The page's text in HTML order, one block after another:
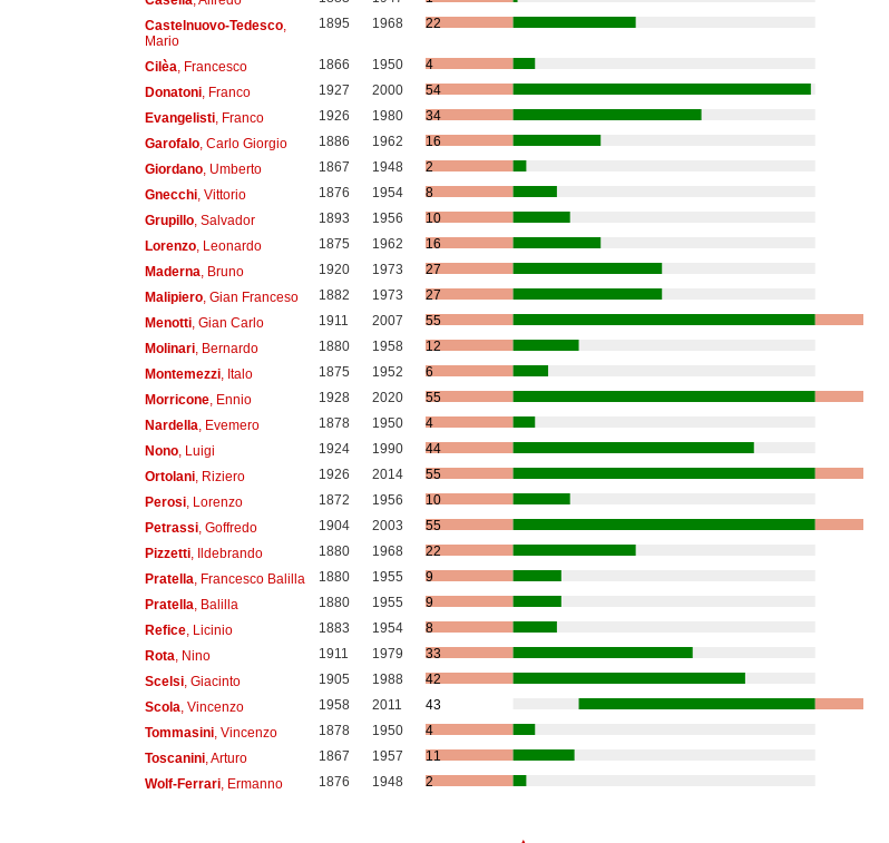
Castelnuovo-Tedesco,
Mario
1895 1968 22
Cilèa, Francesco 1866 1950
4
Donatoni, Franco 1927 2000
54
Evangelisti, Franco 1926 1980
34
Garofalo, Carlo Giorgio 1886 1962
16
Giordano, Umberto 1867 1948
2
Gnecchi, Vittorio 1876 1954
8
Grupillo, Salvador 1893 1956
10
Lorenzo, Leonardo 1875 1962
16
Maderna, Bruno 1920 1973
27
Malipiero, Gian Franceso 1882 1973
27
Menotti, Gian Carlo 1911 2007
55
Molinari, Bernardo 1880 1958
12
Montemezzi, Italo 1875 1952
6
Morricone, Ennio 1928 2020
55
Nardella, Evemero 1878 1950
4
Nono, Luigi 1924 1990
44
Ortolani, Riziero 1926 2014
55
Perosi, Lorenzo 1872 1956
10
Petrassi, Goffredo 1904 2003
55
Pizzetti, Ildebrando 1880 1968
22
Pratella, Francesco Balilla 1880 1955
9
Pratella, Balilla 1880 1955
9
Refice, Licinio 1883 1954
8
Rota, Nino 1911 1979
33
Scelsi, Giacinto 1905 1988
42
Scola, Vincenzo 1958 2011
43
Tommasini, Vincenzo 1878 1950
4
Toscanini, Arturo 1867 1957
11
Wolf-Ferrari, Ermanno 1876 1948 2